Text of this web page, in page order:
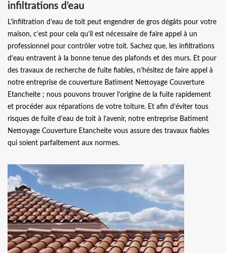
infiltrations d’eau
L’infiltration d’eau de toit peut engendrer de gros dégâts pour votre
maison, c’est pour cela qu’il est nécessaire de faire appel à un
professionnel pour contrôler votre toit. Sachez que, les infiltrations
d’eau entravent à la bonne tenue des plafonds et des murs. Et pour
des travaux de recherche de fuite fiables, n’hésitez de faire appel à
notre entreprise de couverture Batiment Nettoyage Couverture
Etancheite ; nous pouvons trouver l’origine de la fuite rapidement
et procéder aux réparations de votre toiture. Et afin d’éviter tous
risques de fuite d’eau de toit à l’avenir, notre entreprise Batiment
Nettoyage Couverture Etancheite vous assure des travaux fiables
qui soient parfaitement aux normes.